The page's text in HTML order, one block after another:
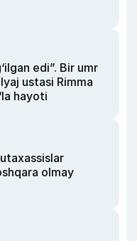
edi”. Bir umr
ustasi Rimma
hayoti
olmay